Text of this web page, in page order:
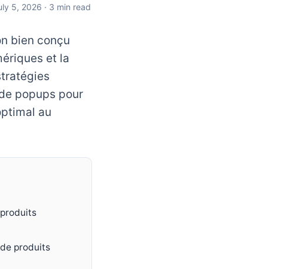
5, 2026 · 3 min read
bien conçu
et la
popups pour
au
produits